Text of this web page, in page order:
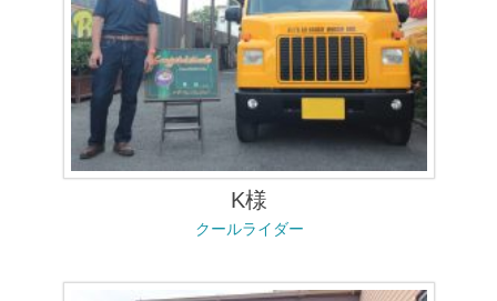
K様
クールライダー